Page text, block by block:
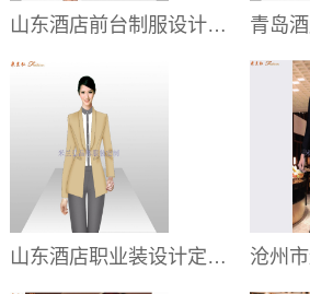
山东酒店前台制服设计定制｜商务接待职业装订做
山东酒店职业装设计定制｜高端酒店前厅部员工工服量身订做